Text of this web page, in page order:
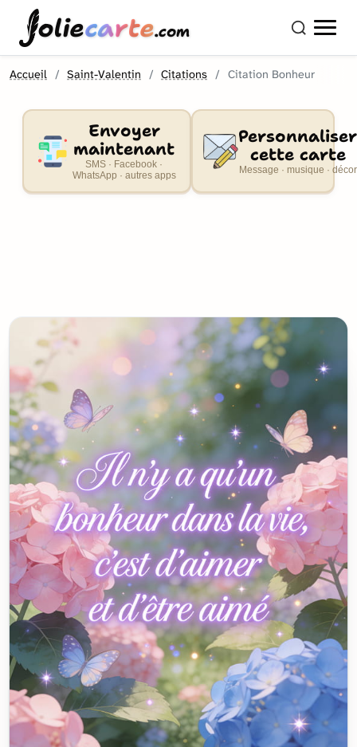
oliecarte.com
Accueil Saint-Valentin Citations Citation Bonheur
Envoyer
maintenant
SMS · Facebook ·
WhatsApp · autres apps
Personnaliser
cette carte
Message · musique · décor